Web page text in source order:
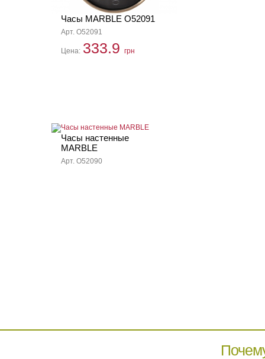
Часы MARBLE O52091
Арт. O52091
Цена: 333.9 грн
Часы настенные
MARBLE
Арт. O52090